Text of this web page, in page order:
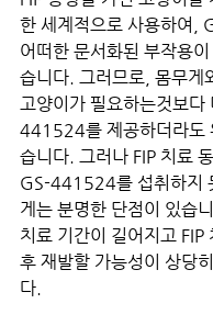
한 세계적으로 사용하여,
어떠한 문서화된 부작용
습니다. 그러므로, 몸무게
고양이가 필요하는것보다
441524를 제공하더라도
습니다. 그러나 FIP 치료
GS-441524를 섭취하지
게는 분명한 단점이 있습
치료 기간이 길어지고 FIP
후 재발할 가능성이 상당
다.